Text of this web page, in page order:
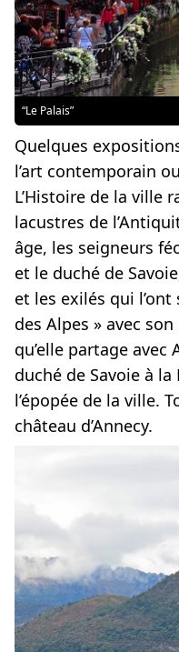
“Le Palais”
Quelques
l’art contemporain
L’Histoire de la ville
lacustres de
âge, les seigneurs
et le duché de
et les exilés qui
des Alpes » avec
qu’elle partage
duché de Savoie à
l’épopée de la ville.
château d’Annecy.